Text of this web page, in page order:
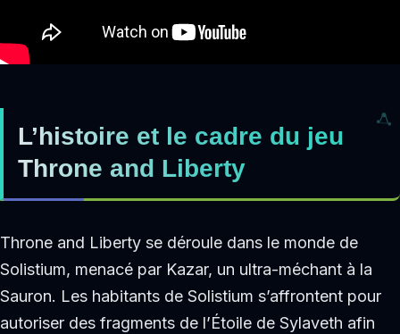
L’histoire et le cadre du jeu
Throne and Liberty
Throne and Liberty se déroule dans le monde de
Solistium, menacé par Kazar, un ultra-méchant à la
Sauron. Les habitants de Solistium s’affrontent pour
autoriser des fragments de l’Étoile de Sylaveth afin